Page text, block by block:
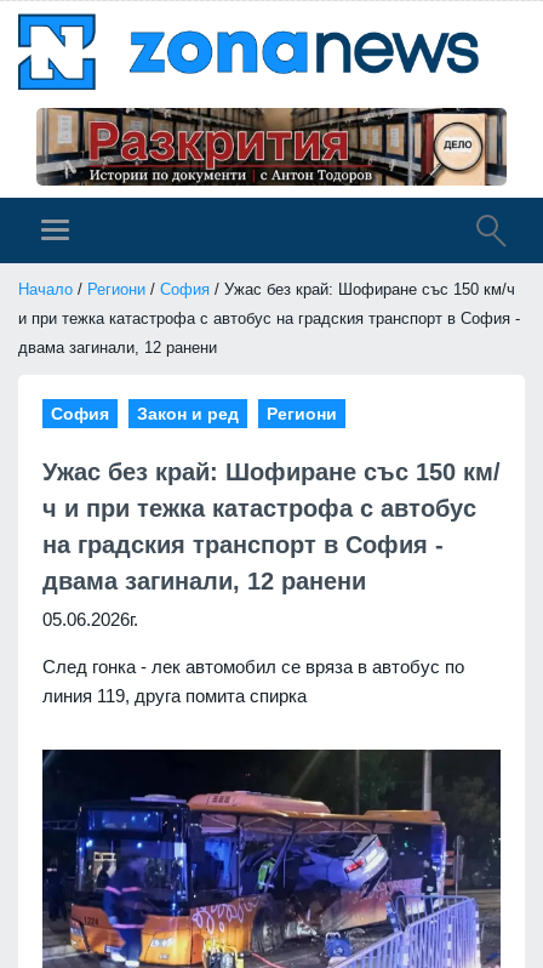
Начало / Региони / София / Ужас без край: Шофиране със 150 км/ч
и при тежка катастрофа с автобус на градския транспорт в София -
двама загинали, 12 ранени
София Закон и ред Региони
Ужас без край: Шофиране със 150 км/
ч и при тежка катастрофа с автобус
на градския транспорт в София -
двама загинали, 12 ранени
05.06.2026г.
След гонка - лек автомобил се вряза в автобус по
линия 119, друга помита спирка